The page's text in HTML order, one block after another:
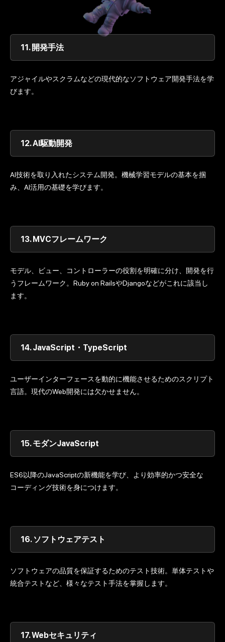
11. 開発手法
アジャイルやスクラムなどの現代的なソフトウェア開発手法を学
びます。
12.AI駆動開発
AI技術を取り入れたシステム開発。機械学習モデルの基本を掴
み、AI活用の基礎を学びます。
13.MVCフレームワーク
モデル、ビュー、コントローラーの役割を明確に分け、開発を行
うフレームワーク。Ruby on RailsやDjangoなどがこれに該当し
ます。
14.JavaScript・TypeScript
ユーザーインターフェースを動的に機能させるためのスクリプト
言語。現代のWeb開発には欠かせません。
15.モダンJavaScript
ES6以降のJavaScriptの新機能を学び、より効率的かつ安全な
コーディング技術を身につけます。
16. ソフトウェアテスト
ソフトウェアの品質を保証するためのテスト技術。単体テストや
統合テストなど、様々なテスト手法を掌握します。
17.Webセキュリティ